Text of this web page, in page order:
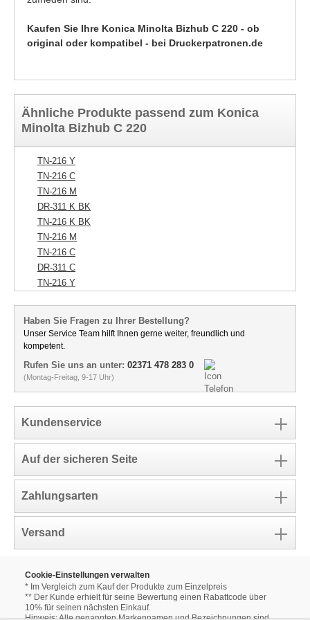
Kaufen Sie Ihre Konica Minolta Bizhub C 220 - ob
original oder kompatibel - bei Druckerpatronen.de
Ähnliche Produkte passend zum Konica
Minolta Bizhub C 220
TN-216 Y
TN-216 C
TN-216 M
DR-311 K BK
TN-216 K BK
TN-216 M
TN-216 C
DR-311 C
TN-216 Y
Haben Sie Fragen zu Ihrer Bestellung?
Unser Service Team hilft Ihnen gerne weiter, freundlich und
kompetent.
Rufen Sie uns an unter: 02371 478 283 0
(Montag-Freitag, 9-17 Uhr)
Kundenservice
Auf der sicheren Seite
Zahlungsarten
Versand
Cookie-Einstellungen verwalten
* Im Vergleich zum Kauf der Produkte zum Einzelpreis
** Der Kunde erhielt für seine Bewertung einen Rabattcode über
10% für seinen nächsten Einkauf.
Hinweis: Alle genannten Markennamen und Bezeichnungen sind